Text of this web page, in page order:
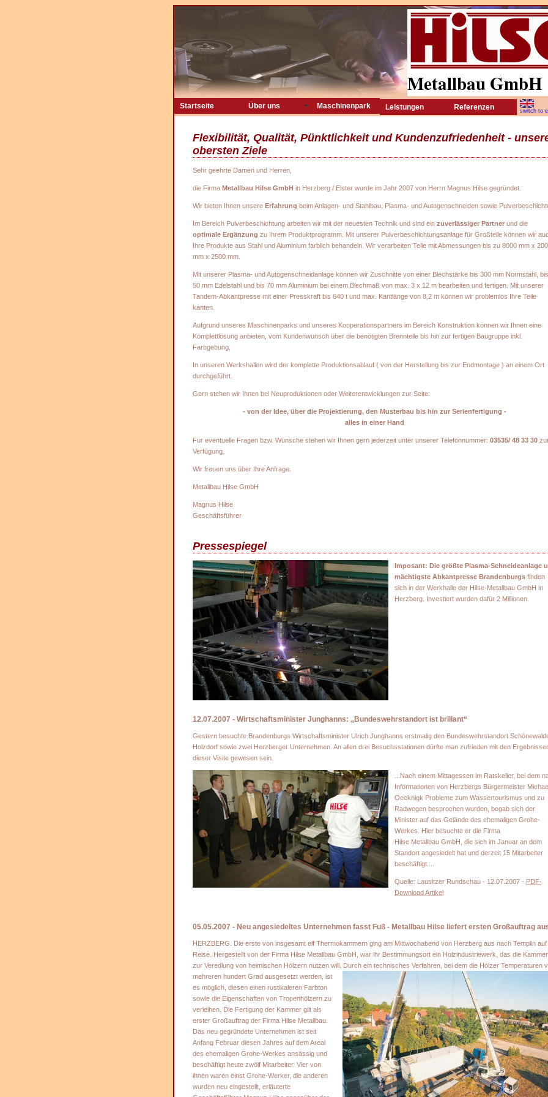
Metallbau GmbH
Startseite Über uns Maschinenpark Leistungen Referenzen switch to
Flexibilität, Qualität, Pünktlichkeit und Kundenzufriedenheit -
obersten Ziele
Sehr geehrte Damen und Herren,
die Firma Metallbau Hilse GmbHin Herzberg / Elster wurde im Jahr 2007 von Herrn Magnus Hilse gegründet.
Wir bieten Ihnen unsere Erfahrung beim Anlagen- und Stahlbau, Plasma- und Autogenschneiden sowie
Im Bereich Pulverbeschichtung arbeiten wir mit der neuesten Technik und sind ein zuverlässiger Partnerund die
optimale Ergänzung zu Ihrem Produktprogramm. Mit unserer Pulverbeschichtungsanlage für Großteile können wir
Ihre Produkte aus Stahl und Aluminium farblich behandeln. Wir verarbeiten Teile mit Abmessungen bis zu 8000 mm x
mm x 2500 mm.
Mit unserer Plasma- und Autogenschneidanlage können wir Zuschnitte von einer Blechstärke bis 300 mm Normstahl, bis
50 mm Edelstahl und bis 70 mm Aluminium bei einem Blechmaß von max. 3 x 12 m bearbeiten und fertigen. Mit unserer
Tandem-Abkantpresse mit einer Presskraft bis 640 t und max. Kantlänge von 8,2 m können wir problemlos Ihre Teile
kanten.
Aufgrund unseres Maschinenparks und unseres Kooperationspartners im Bereich Konstruktion können wir Ihnen eine
Komplettlösung anbieten, vom Kundenwunsch über die benötigten Brennteile bis hin zur fertigen Baugruppe inkl.
Farbgebung.
In unseren Werkshallen wird der komplette Produktionsablauf ( von der Herstellung bis zur Endmontage ) an einem Ort
durchgeführt.
Gern stehen wir Ihnen bei Neuproduktionen oder Weiterentwicklungen zur Seite:
- von der Idee, über die Projektierung, den Musterbau bis hin zur Serienfertigung -
alles in einer Hand
Für eventuelle Fragen bzw. Wünsche stehen wir Ihnen gern jederzeit unter unserer Telefonnummer: 03535/ 48 33 30
Verfügung.
Wir freuen uns über Ihre Anfrage.
Metallbau Hilse GmbH
Magnus Hilse
Geschäftsführer
Pressespiegel
Imposant: Die größte Plasma-Schneideanlage
mächtigste Abkantpresse Brandenburgsfinden
sich in der Werkhalle der Hilse-Metallbau GmbH in
Herzberg. Investiert wurden dafür 2 Millionen.
12.07.2007 - Wirtschaftsminister Junghanns: „Bundeswehrstandort ist brillant“
Gestern besuchte Brandenburgs Wirtschaftsminister Ulrich Junghanns erstmalig den Bundeswehrstandort
Holzdorf sowie zwei Herzberger Unternehmen. An allen drei Besuchsstationen dürfte man zufrieden mit den
dieser Visite gewesen sein.
...Nach einem Mittagessen im Ratskeller, bei dem
Informationen von Herzbergs Bürgermeister
Oecknigk Probleme zum Wassertourismus und zu
Radwegen besprochen wurden, begab sich der
Minister auf das Gelände des ehemaligen Grohe-
Werkes. Hier besuchte er die Firma
Hilse Metallbau GmbH, die sich im Januar an dem
Standort angesiedelt hat und derzeit 15 Mitarbeiter
beschäftigt....
Quelle: Lausitzer Rundschau - 12.07.2007 - PDF-
Download Artikel
05.05.2007 - Neu angesiedeltes Unternehmen fasst Fuß - Metallbau Hilse liefert ersten Großauftrag
HERZBERG. Die erste von insgesamt elf Thermokammern ging am Mittwochabend von Herzberg aus nach Templin auf
Reise. Hergestellt von der Firma Hilse Metallbau GmbH, war ihr Bestimmungsort ein Holzindustriewerk, das die
zur Veredlung von heimischen Hölzern nutzen will. Durch ein technisches Verfahren, bei dem die Hölzer Temperaturen
mehreren hundert Grad ausgesetzt werden, ist
es möglich, diesen einen rustikaleren Farbton
sowie die Eigenschaften von Tropenhölzern zu
verleihen. Die Fertigung der Kammer gilt als
erster Großauftrag der Firma Hilse Metallbau.
Das neu gegründete Unternehmen ist seit
Anfang Februar diesen Jahres auf dem Areal
des ehemaligen Grohe-Werkes ansässig und
beschäftigt heute zwölf Mitarbeiter. Vier von
ihnen waren einst Grohe-Werker, die anderen
wurden neu eingestellt, erläuterte